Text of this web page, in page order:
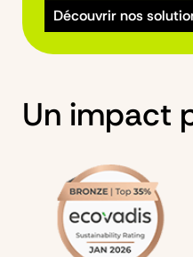
Découvrir nos
Un impact